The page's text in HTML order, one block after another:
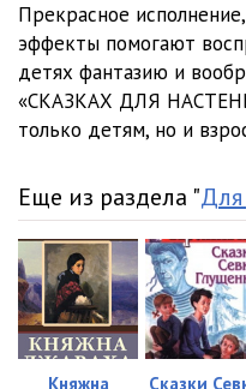
Прекрасное
эффекты помогают
детях фантазию и
«СКАЗКАХ ДЛЯ
только детям, но и
Еще из раздела "
Княжна
Сказки